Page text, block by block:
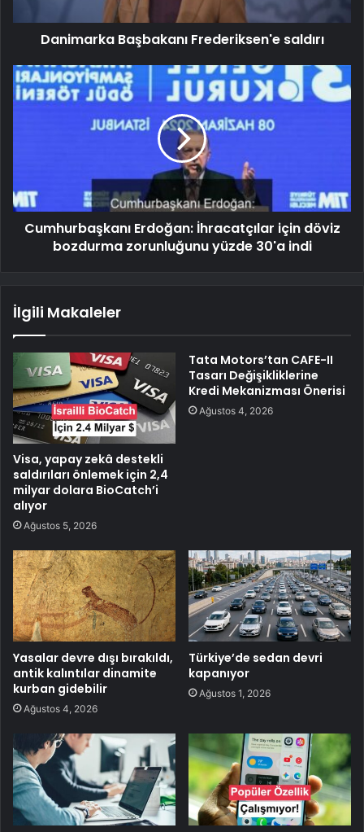
Danimarka Başbakanı Frederiksen'e saldırı
Cumhurbaşkanı Erdoğan: İhracatçılar için döviz
bozdurma zorunluğunu yüzde 30'a indi
İlgili Makaleler
Visa, yapay zekâ destekli
saldırıları önlemek için 2,4
milyar dolara BioCatch’i
alıyor
Ağustos 5, 2026
Tata Motors’tan CAFE-II
Tasarı Değişikliklerine
Kredi Mekanizması Önerisi
Ağustos 4, 2026
Yasalar devre dışı bırakıldı,
antik kalıntılar dinamite
kurban gidebilir
Ağustos 4, 2026
Türkiye’de sedan devri
kapanıyor
Ağustos 1, 2026